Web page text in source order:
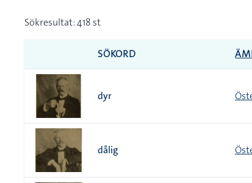
Sökresultat: 418 st
SÖKORD
dyr
dålig